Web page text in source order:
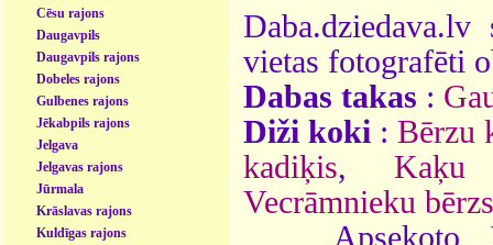
Cēsu rajons
Daugavpils
Daugavpils rajons
Dobeles rajons
Gulbenes rajons
Jēkabpils rajons
Jelgava
Jelgavas rajons
Jūrmala
Krāslavas rajons
Kuldīgas rajons
vietas fotografēti
Dabas takas :
Diži koki : Bērzu
kadiķis, Kaķu
Vecrāmnieku bērzs
Apsekoto